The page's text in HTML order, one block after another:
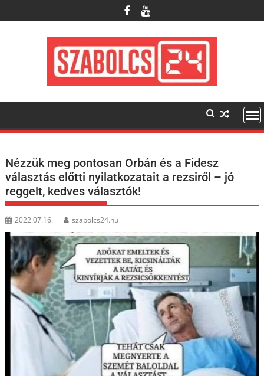
to
Nézzük meg pontosan Orbán és a Fidesz
választás előtti nyilatkozatait a rezsiről – jó
reggelt, kedves választók!
2022.07.16. szabolcs24.hu